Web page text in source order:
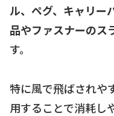
ル、ペグ、キャリー
品やファスナーのス
す。
特に風で飛ばされや
用することで消耗し